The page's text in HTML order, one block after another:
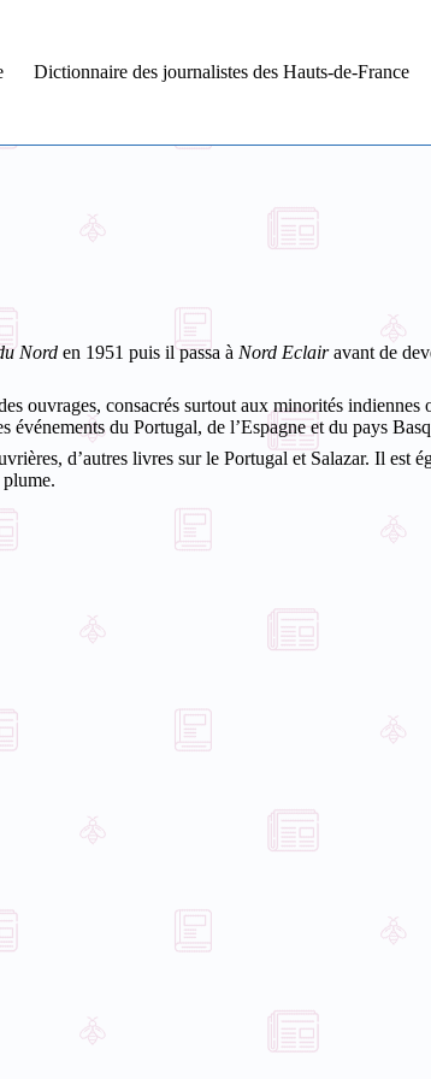
Dictionnaire des journalistes des Hauts-de-France
Nord en 1951 puis il passa à Nord Eclair avant de
ouvrages, consacrés surtout aux minorités
du Portugal, de l’Espagne et du pays
d’autres livres sur le Portugal et Salazar. Il est